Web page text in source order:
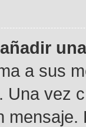
a sus
Una vez